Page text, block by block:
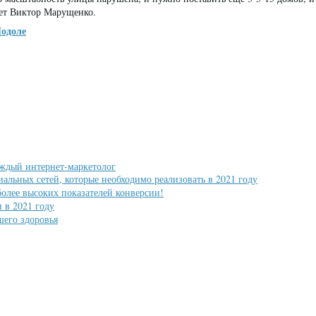
Виктор Марущенко.
интернет-маркетолог
сетей, которые необходимо реализовать в 2021 году
высоких показателей конверсии!
в 2021 году
здоровья